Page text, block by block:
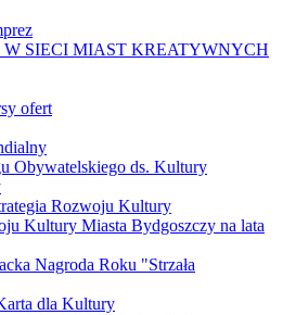
SIECI MIAST KREATYWNYCH
ofert
Obywatelskiego ds. Kultury
Rozwoju Kultury
Kultury Miasta Bydgoszczy na lata
Nagroda Roku "Strzała
dla Kultury